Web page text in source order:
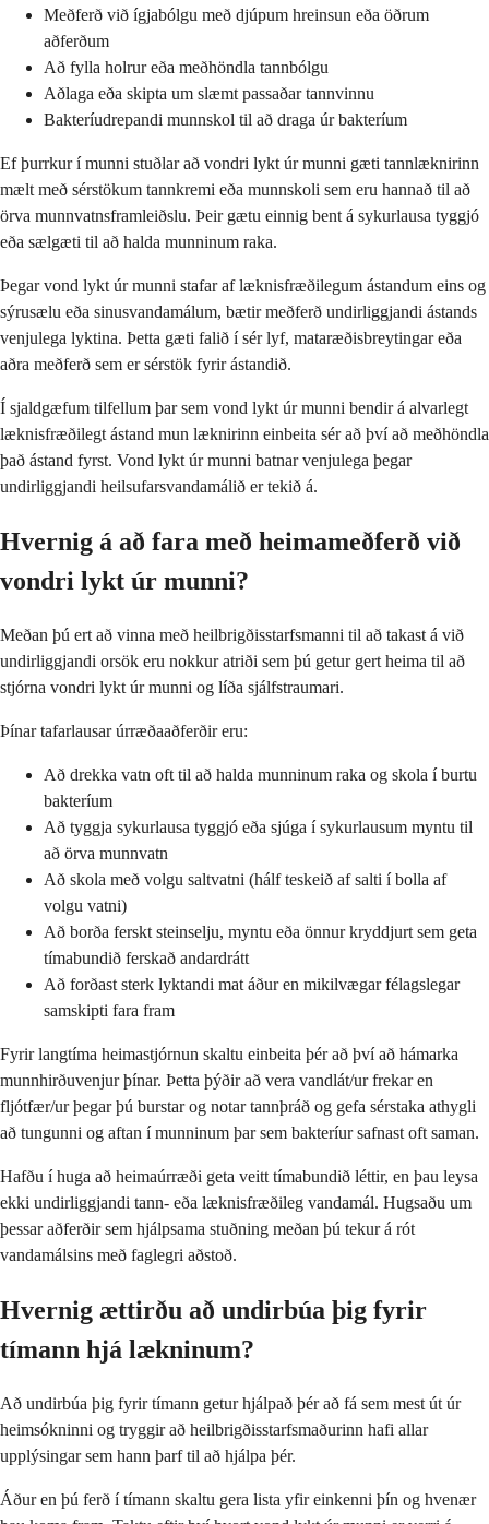
Meðferð við ígjabólgu með djúpum hreinsun eða öðrum
aðferðum
Að fylla holrur eða meðhöndla tannbólgu
Aðlaga eða skipta um slæmt passaðar tannvinnu
Bakteríudrepandi munnskol til að draga úr bakteríum
Ef þurrkur í munni stuðlar að vondri lykt úr munni gæti tannlæknirinn
mælt með sérstökum tannkremi eða munnskoli sem eru hannað til að
örva munnvatnsframleiðslu. Þeir gætu einnig bent á sykurlausa tyggjó
eða sælgæti til að halda munninum raka.
Þegar vond lykt úr munni stafar af læknisfræðilegum ástandum eins og
sýrusælu eða sinusvandamálum, bætir meðferð undirliggjandi ástands
venjulega lyktina. Þetta gæti falið í sér lyf, mataræðisbreytingar eða
aðra meðferð sem er sérstök fyrir ástandið.
Í sjaldgæfum tilfellum þar sem vond lykt úr munni bendir á alvarlegt
læknisfræðilegt ástand mun læknirinn einbeita sér að því að meðhöndla
það ástand fyrst. Vond lykt úr munni batnar venjulega þegar
undirliggjandi heilsufarsvandamálið er tekið á.
Hvernig á að fara með heimameðferð við
vondri lykt úr munni?
Meðan þú ert að vinna með heilbrigðisstarfsmanni til að takast á við
undirliggjandi orsök eru nokkur atriði sem þú getur gert heima til að
stjórna vondri lykt úr munni og líða sjálfstraumari.
Þínar tafarlausar úrræðaaðferðir eru:
Að drekka vatn oft til að halda munninum raka og skola í burtu
bakteríum
Að tyggja sykurlausa tyggjó eða sjúga í sykurlausum myntu til
að örva munnvatn
Að skola með volgu saltvatni (hálf teskeið af salti í bolla af
volgu vatni)
Að borða ferskt steinselju, myntu eða önnur kryddjurt sem geta
tímabundið ferskað andardrátt
Að forðast sterk lyktandi mat áður en mikilvægar félagslegar
samskipti fara fram
Fyrir langtíma heimastjórnun skaltu einbeita þér að því að hámarka
munnhirðuvenjur þínar. Þetta þýðir að vera vandlát/ur frekar en
fljótfær/ur þegar þú burstar og notar tannþráð og gefa sérstaka athygli
að tungunni og aftan í munninum þar sem bakteríur safnast oft saman.
Hafðu í huga að heimaúrræði geta veitt tímabundið léttir, en þau leysa
ekki undirliggjandi tann- eða læknisfræðileg vandamál. Hugsaðu um
þessar aðferðir sem hjálpsama stuðning meðan þú tekur á rót
vandamálsins með faglegri aðstoð.
Hvernig ættirðu að undirbúa þig fyrir
tímann hjá lækninum?
Að undirbúa þig fyrir tímann getur hjálpað þér að fá sem mest út úr
heimsókninni og tryggir að heilbrigðisstarfsmaðurinn hafi allar
upplýsingar sem hann þarf til að hjálpa þér.
Áður en þú ferð í tímann skaltu gera lista yfir einkenni þín og hvenær